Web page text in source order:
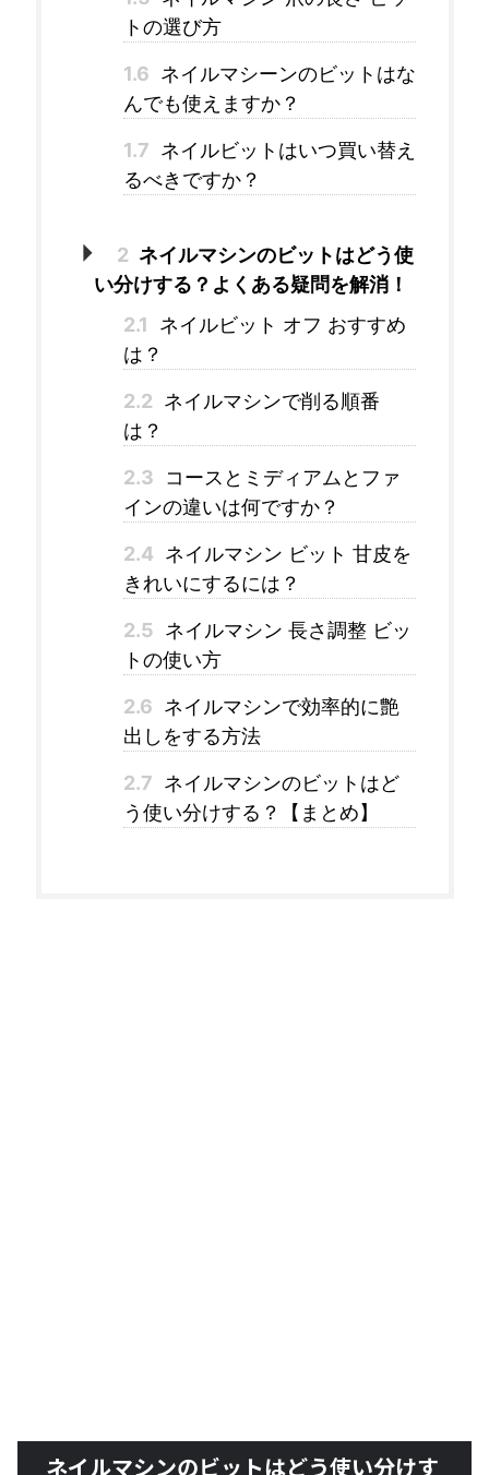
トの選び方
1.6 ネイルマシーンのビットはな
んでも使えますか？
1.7 ネイルビットはいつ買い替え
るべきですか？
2 ネイルマシンのビットはどう使
い分けする？よくある疑問を解消！
2.1
ネイルビット オフ おすすめ
は？
2.2 ネイルマシンで削る順番
は？
2.3
コースとミディアムとファ
インの違いは何ですか？
2.4 ネイルマシン ビット 甘皮を
きれいにするには？
2.5 ネイルマシン 長さ調整 ビッ
トの使い方
2.6 ネイルマシンで効率的に艶
出しをする方法
2.7 ネイルマシンのビットはど
う使い分けする？【まとめ】
ネイルマシンのビットはどう使い分けす